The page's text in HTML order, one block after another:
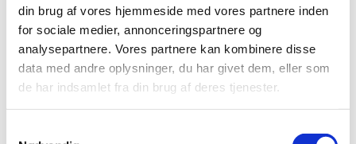
din brug af vores hjemmeside med vores partnere inden
for sociale medier, annonceringspartnere og
analysepartnere. Vores partnere kan kombinere disse
data med andre oplysninger, du har givet dem, eller som
de har indsamlet fra din brug af deres tjenester.
2022 (197)
2021 (516)
2020 (263)
2019 (159)